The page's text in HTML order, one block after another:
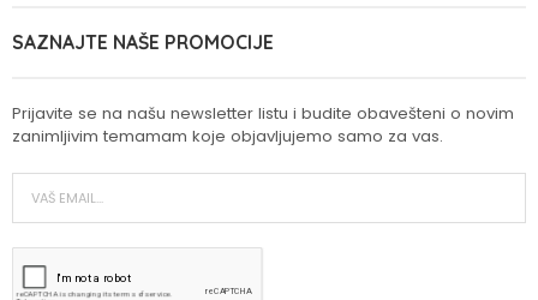
SAZNAJTE NAŠE PROMOCIJE
Prijavite se na našu newsletter listu i budite obavešteni o novim
zanimljivim temamam koje objavljujemo samo za vas.